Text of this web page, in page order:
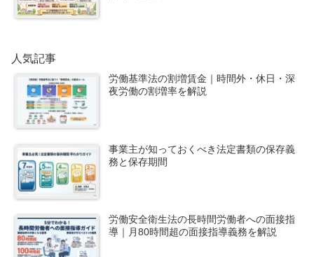
人気記事
労働基準法の割増賃金｜時間外・休日・深
夜労働の割増率を解説
事業主が知っておくべき法定書類の保存義
務と保存期間
労働安全衛生法の長時間労働者への面接指
導｜月80時間超の面接指導義務を解説